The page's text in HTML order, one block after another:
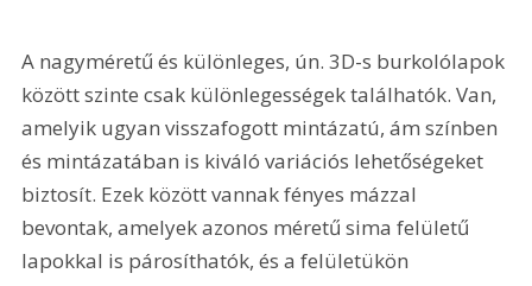
A nagyméretű és különleges, ún. 3D-s burkolólapok
között szinte csak különlegességek találhatók. Van,
amelyik ugyan visszafogott mintázatú, ám színben
és mintázatában is kiváló variációs lehetőségeket
biztosít. Ezek között vannak fényes mázzal
bevontak, amelyek azonos méretű sima felületű
lapokkal is párosíthatók, és a felületükön